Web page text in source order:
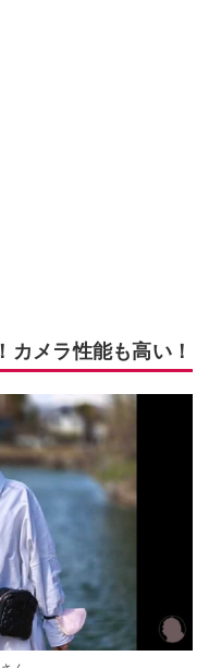
カメラ性能も高い！